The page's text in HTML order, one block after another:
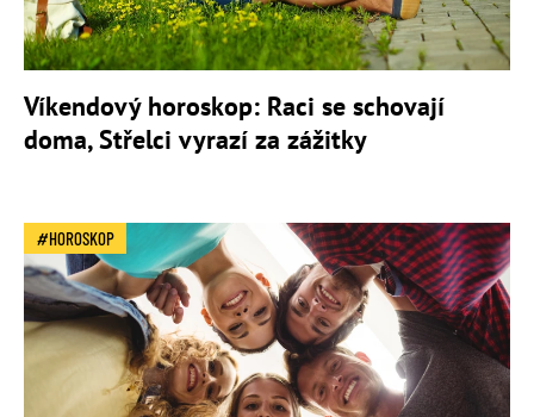
Víkendový horoskop: Raci se schovají
doma, Střelci vyrazí za zážitky
HOROSKOP